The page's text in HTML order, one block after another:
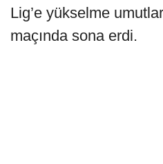
Lig’e yükselme
maçında sona erdi.